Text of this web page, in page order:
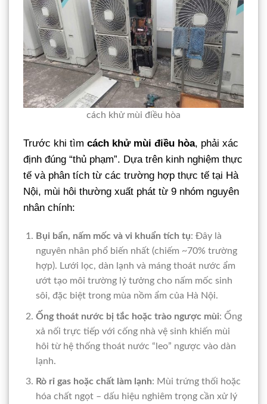
cách khử mùi điều hòa
Trước khi tìm cách khử mùi điều hòa, phải xác
định đúng “thủ phạm”. Dựa trên kinh nghiệm thực
tế và phân tích từ các trường hợp thực tế tại Hà
Nội, mùi hôi thường xuất phát từ 9 nhóm nguyên
nhân chính:
Bụi bẩn, nấm mốc và vi khuẩn tích tụ: Đây là
nguyên nhân phổ biến nhất (chiếm ~70% trường
hợp). Lưới lọc, dàn lạnh và máng thoát nước ẩm
ướt tạo môi trường lý tưởng cho nấm mốc sinh
sôi, đặc biệt trong mùa nồm ẩm của Hà Nội.
Ống thoát nước bị tắc hoặc trào ngược mùi: Ống
xả nối trực tiếp với cống nhà vệ sinh khiến mùi
hôi từ hệ thống thoát nước “leo” ngược vào dàn
lạnh.
Rò rỉ gas hoặc chất làm lạnh: Mùi trứng thối hoặc
hóa chất ngọt – dấu hiệu nghiêm trọng cần xử lý